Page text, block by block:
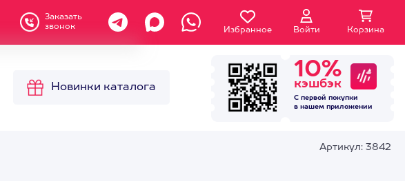
Заказать
звонок
Избранное Войти Корзина
Новинки каталога
10%
кэшбэк
С первой покупки
в нашем приложении
Артикул: 3842